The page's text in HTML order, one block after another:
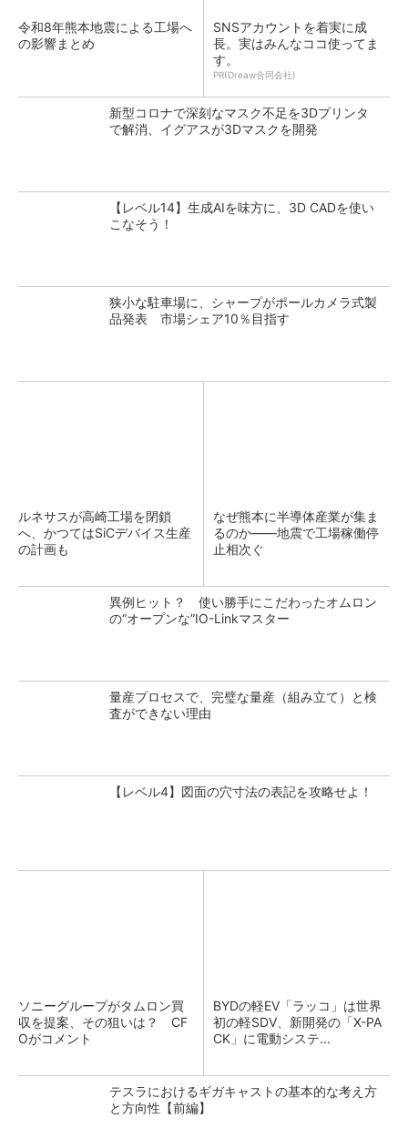
令和8年熊本地震による工場へ
の影響まとめ
SNSアカウントを着実に成
長。実はみんなココ使ってま
す。
PR(Dreaw合同会社)
新型コロナで深刻なマスク不足を3Dプリンタ
で解消、イグアスが3Dマスクを開発
【レベル14】生成AIを味方に、3D CADを使い
こなそう！
狭小な駐車場に、シャープがポールカメラ式製
品発表 市場シェア10％目指す
ルネサスが高崎工場を閉鎖
へ、かつてはSiCデバイス生産
の計画も
なぜ熊本に半導体産業が集ま
るのか――地震で工場稼働停
止相次ぐ
異例ヒット？ 使い勝手にこだわったオムロン
の“オープンな”IO-Linkマスター
量産プロセスで、完璧な量産（組み立て）と検
査ができない理由
【レベル4】図面の穴寸法の表記を攻略せよ！
ソニーグループがタムロン買
収を提案、その狙いは？ CF
Oがコメント
BYDの軽EV「ラッコ」は世界
初の軽SDV、新開発の「X-PA
CK」に電動システ...
テスラにおけるギガキャストの基本的な考え方
と方向性【前編】